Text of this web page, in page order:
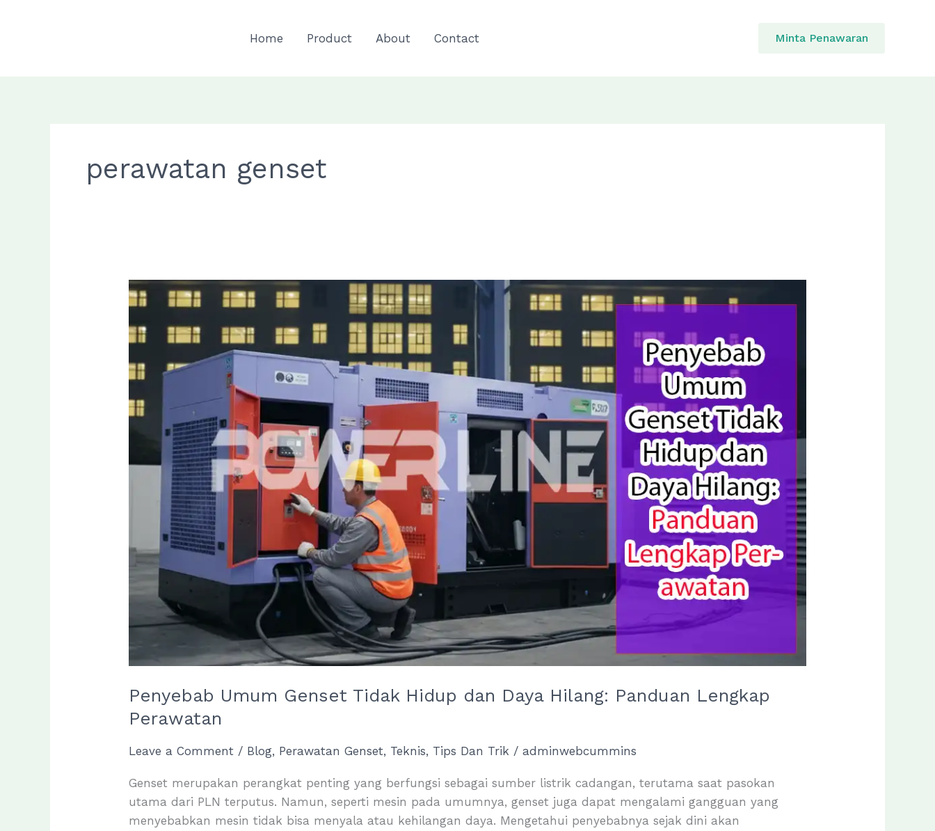
Home Product About Contact Minta Penawaran
perawatan genset
Penyebab Umum Genset Tidak Hidup dan Daya Hilang: Panduan Lengkap
Perawatan
Leave a Comment / Blog, Perawatan Genset, Teknis, Tips Dan Trik /adminwebcummins
Genset merupakan perangkat penting yang berfungsi sebagai sumber listrik cadangan, terutama saat pasokan
utama dari PLN terputus. Namun, seperti mesin pada umumnya, genset juga dapat mengalami gangguan yang
menyebabkan mesin tidak bisa menyala atau kehilangan daya. Mengetahui penyebabnya sejak dini akan